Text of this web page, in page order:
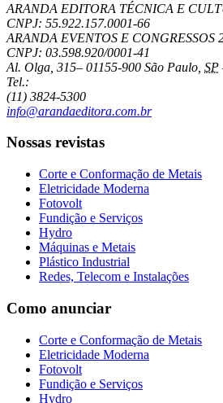
ARANDA EDITORA TÉCNICA E
CNPJ: 55.922.157.0001-66
ARANDA EVENTOS E CONGRESSOS
CNPJ: 03.598.920/0001-41
Al. Olga, 315– 01155-900 São Paulo SP
Tel.:
(11) 3824-5300
info@arandaeditora.com.br
Nossas revistas
Corte e Conformação de Metais
Eletricidade Moderna
Fotovolt
Fundição e Serviços
Hydro
Máquinas e Metais
Plástico Industrial
Redes, Telecom e Instalações
Como anunciar
Corte e Conformação de Metais
Eletricidade Moderna
Fotovolt
Fundição e Serviços
Hydro